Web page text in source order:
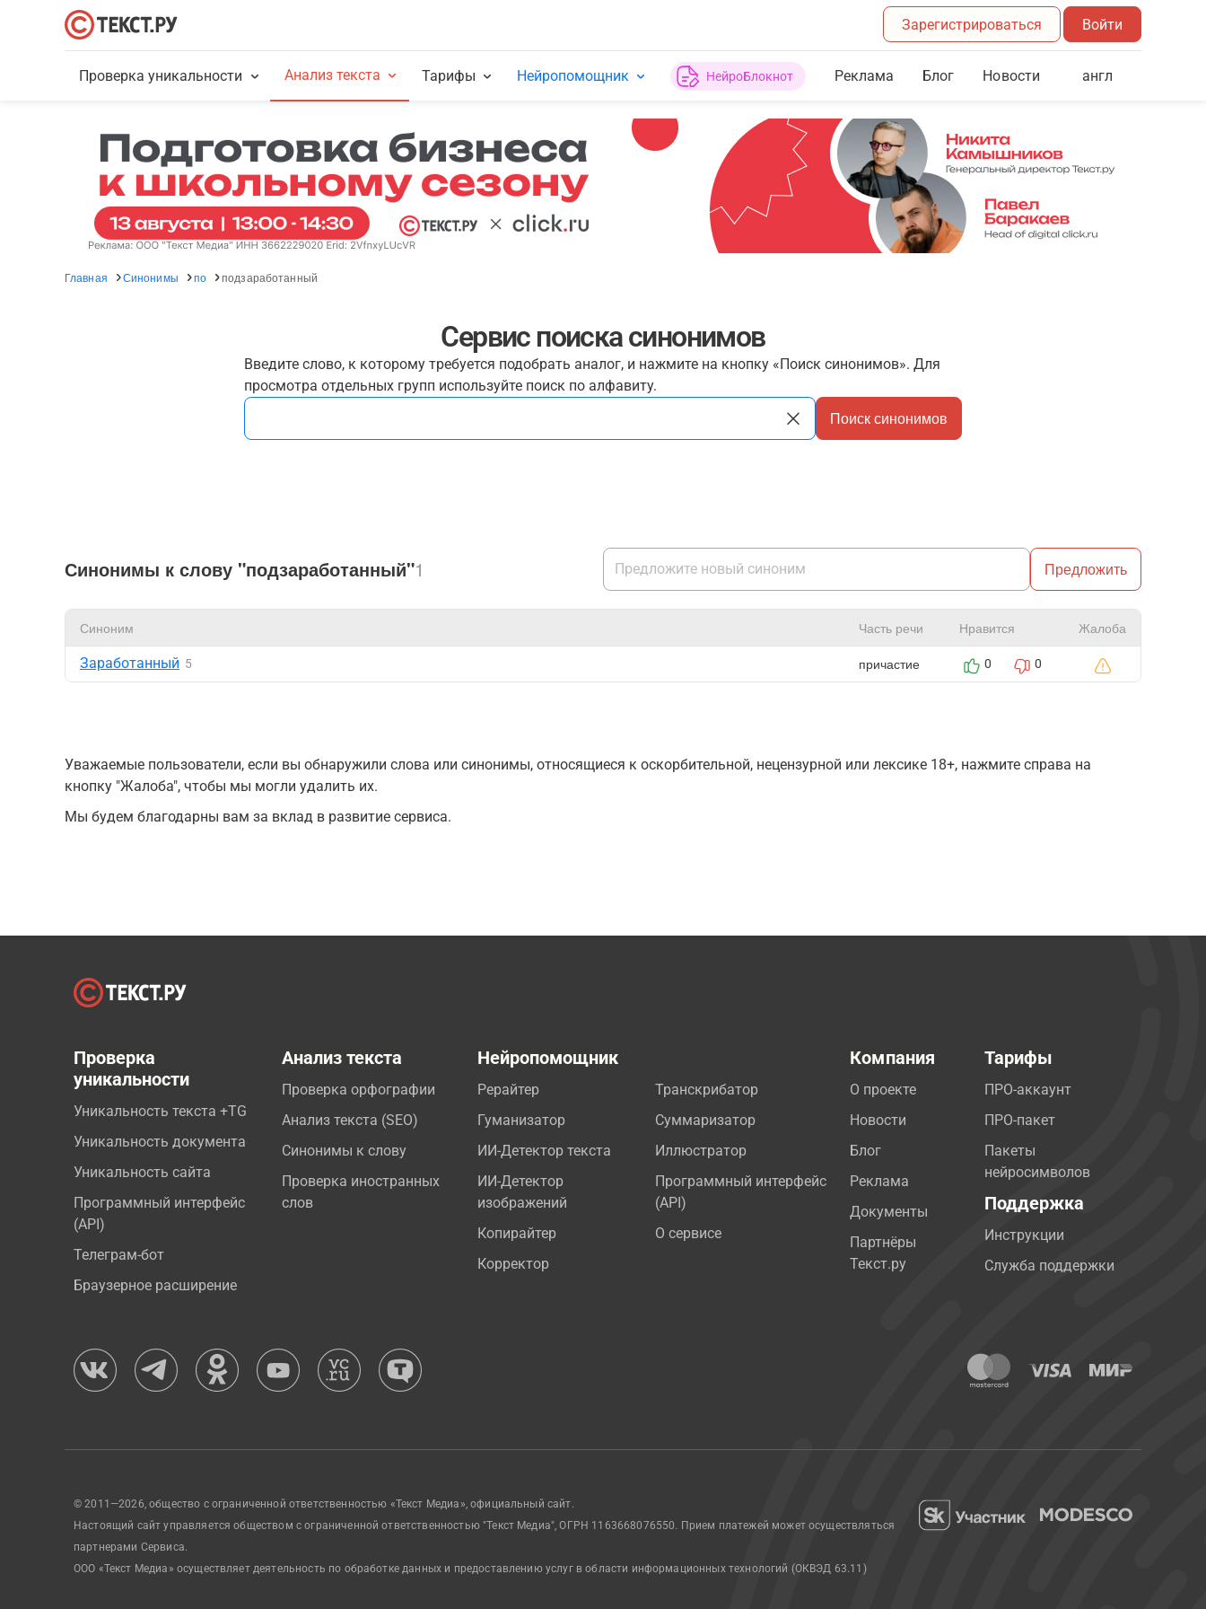
Зарегистрироваться Войти
Проверка уникальности Анализ текста Тарифы Нейропомощник НейроБлокнот Реклама Блог Новости англ
Главная Синонимы по подзаработанный
Сервис поиска синонимов
Введите слово, к которому требуется подобрать аналог, и нажмите на кнопку «Поиск синонимов». Для
просмотра отдельных групп используйте поиск по алфавиту.
Поиск синонимов
Синонимы к слову "подзаработанный"1 Предложить
Синоним Часть речи Нравится Жалоба
Заработанный 5 причастие 0 0
Уважаемые пользователи, если вы обнаружили слова или синонимы, относящиеся к оскорбительной, нецензурной или лексике 18+, нажмите справа на
кнопку "Жалоба", чтобы мы могли удалить их.
Мы будем благодарны вам за вклад в развитие сервиса.
Проверка
уникальности
Уникальность текста +TG
Уникальность документа
Уникальность сайта
Программный интерфейс
(API)
Телеграм-бот
Браузерное расширение
Анализ текста
Проверка орфографии
Анализ текста (SEO)
Синонимы к слову
Проверка иностранных
слов
Нейропомощник
Рерайтер
Гуманизатор
ИИ-Детектор текста
ИИ-Детектор
изображений
Копирайтер
Корректор
Транскрибатор
Суммаризатор
Иллюстратор
Программный интерфейс
(API)
О сервисе
Компания
О проекте
Новости
Блог
Реклама
Документы
Партнёры
Текст.ру
Тарифы
ПРО-аккаунт
ПРО-пакет
Пакеты
нейросимволов
Поддержка
Инструкции
Служба поддержки
© 2011—2026, общество с ограниченной ответственностью «Текст Медиа», официальный сайт.
Настоящий сайт управляется обществом с ограниченной ответственностью "Текст Медиа", ОГРН 1163668076550. Прием платежей может осуществляться
партнерами Сервиса.
ООО «Текст Медиа» осуществляет деятельность по обработке данных и предоставлению услуг в области информационных технологий (ОКВЭД 63.11)